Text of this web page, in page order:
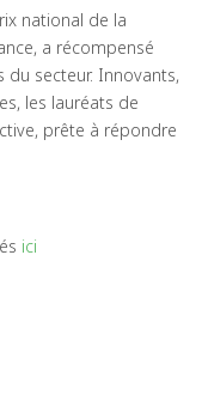
national de la
a récompensé
secteur. Innovants,
les lauréats de
prête à répondre
ici